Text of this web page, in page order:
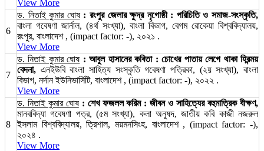
View More
6
ড. নিতাই কুমার ঘোষ : রংপুর জেলার ক্ষুদ্র নৃগোষ্ঠী : পরিচিতি ও সমাজ-সংস্কৃতি,
বাংলা গবেষণা জার্নাল, (৪র্থ সংখ্যা), বাংলা বিভাগ, বেগম রোকেয়া বিশ্ববিদ্যালয়,
রংপুর, বাংলাদেশ , (impact factor: -), ২০২১ .
View More
7
ড. নিতাই কুমার ঘোষ : আবুল হাসানের কবিতা : চোখের পাতায় লেগে থাকা হিরন্ময়
বেদনা, এনইউবি বাংলা সাহিত্য সংস্কৃতি গবেষণা পত্রিকা, (২য় সংখ্যা), বাংলা
বিভাগ, নর্দান ইউনিভার্সিটি, বাংলাদেশ , (impact factor: -), ২০২২ .
View More
8
ড. নিতাই কুমার ঘোষ : শেখ ফজলল করিম : জীবন ও সাহিত্যের বহুমাত্রিক বীক্ষণ,
মানববিদ্যা গবেষণা পত্র, (৫ম সংখ্যা), কলা অনুষদ, জাতীয় কবি কাজী নজরুল
ইসলাম বিশ্ববিদ্যালয়, ত্রিশাল, ময়মনসিংহ, বাংলাদেশ , (impact factor: -),
২০২৪ .
View More